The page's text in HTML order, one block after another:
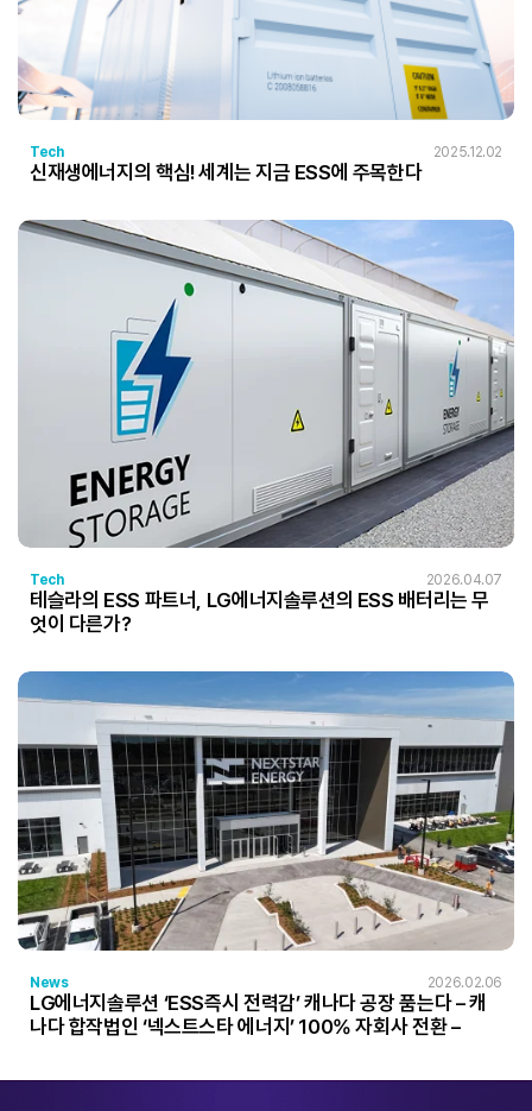
Tech 2025.12.02
신재생에너지의 핵심! 세계는 지금 ESS에 주목한다
Tech 2026.04.07
테슬라의 ESS 파트너, LG에너지솔루션의 ESS 배터리는 무
엇이 다른가?
News 2026.02.06
LG에너지솔루션 ‘ESS즉시 전력감’ 캐나다 공장 품는다 – 캐
나다 합작법인 ‘넥스트스타 에너지’ 100% 자회사 전환 –